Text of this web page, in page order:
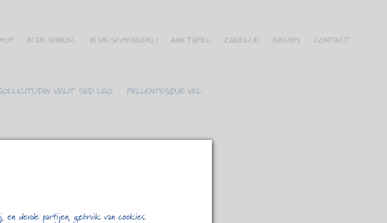
IN DE WINKEL IN DE SCHENKERIJ AAN TAFEL ZAKELIJK NIEUWS CONTACT
VELIT SED LEO PELLENTESQUE VEL
JUSTO DOLOR,
AC, LOREM.
molestie lacus. Aenean nonummy
penatibus et magnis dis
odio. Morbi nunc odio, gravida at,
pharetra magna. Donec accumsan
en derde partijen, gebruik van cookies.